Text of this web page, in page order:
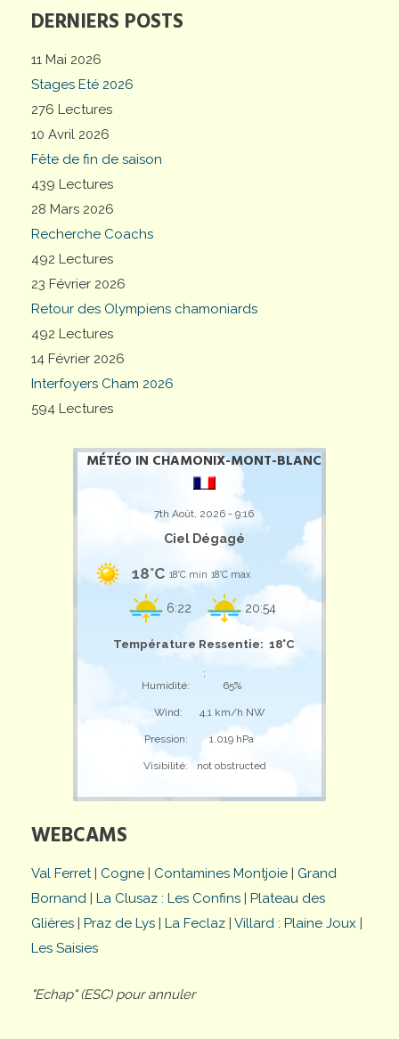
DERNIERS POSTS
11 Mai 2026
Stages Eté 2026
276 Lectures
10 Avril 2026
Fête de fin de saison
439 Lectures
28 Mars 2026
Recherche Coachs
492 Lectures
23 Février 2026
Retour des Olympiens chamoniards
492 Lectures
14 Février 2026
Interfoyers Cham 2026
594 Lectures
MÉTÉO IN CHAMONIX-MONT-BLANC
7th Août, 2026 - 9:16
Ciel Dégagé
18°C 18°C min 18°C max
6:22 20:54
Température Ressentie: 18°C
;
Humidité:
65%
Wind: 4,1 km/h NW
Pression: 1.019 hPa
Visibilité: not obstructed
WEBCAMS
Val Ferret| Cogne | Contamines Montjoie | Grand
Bornand | La Clusaz : Les Confins | Plateau des
Glières | Praz de Lys | La Feclaz | Villard : Plaine Joux |
Les Saisies
"Echap" (ESC) pour annuler